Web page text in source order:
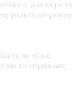
οι γιατροί με το
γενικές υπηρεσίες
σε νέους
το ιατρείο σας.